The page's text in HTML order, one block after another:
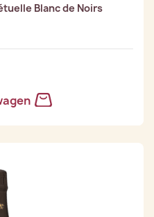
Blanc de Noirs